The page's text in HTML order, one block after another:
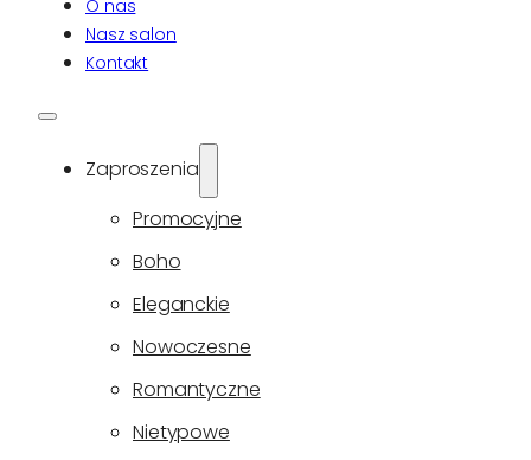
O nas
Nasz salon
Kontakt
Zaproszenia
Promocyjne
Boho
Eleganckie
Nowoczesne
Romantyczne
Nietypowe